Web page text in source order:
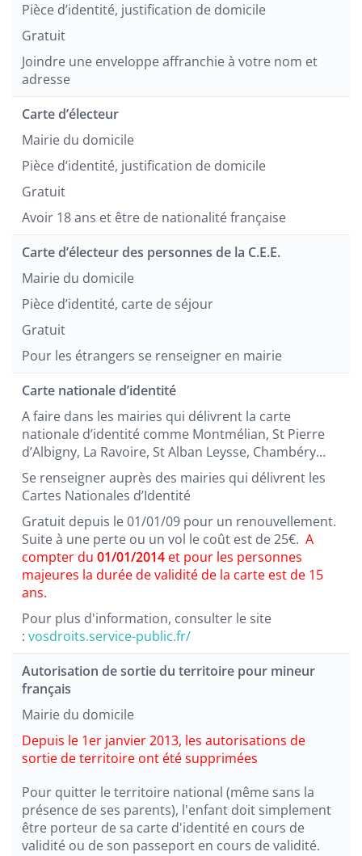
Pièce d’identité, justification de domicile
Gratuit
Joindre une enveloppe affranchie à votre nom et
adresse
Carte d’électeur
Mairie du domicile
Pièce d’identité, justification de domicile
Gratuit
Avoir 18 ans et être de nationalité française
Carte d’électeur des personnes de la C.E.E.
Mairie du domicile
Pièce d’identité, carte de séjour
Gratuit
Pour les étrangers se renseigner en mairie
Carte nationale d’identité
A faire dans les mairies qui délivrent la carte
nationale d’identité comme Montmélian, St Pierre
d’Albigny, La Ravoire, St Alban Leysse, Chambéry…
Se renseigner auprès des mairies qui délivrent les
Cartes Nationales d’Identité
Gratuit depuis le 01/01/09 pour un renouvellement.
Suite à une perte ou un vol le coût est de 25€. A
compter du 01/01/2014 et pour les personnes
majeures la durée de validité de la carte est de 15
ans.
Pour plus d'information, consulter le site
: vosdroits.service-public.fr/
Autorisation de sortie du territoire pour mineur
français
Mairie du domicile
Depuis le 1er janvier 2013, les autorisations de
sortie de territoire ont été supprimées
Pour quitter le territoire national (même sans la
présence de ses parents), l'enfant doit simplement
être porteur de sa carte d'identité en cours de
validité ou de son passeport en cours de validité.